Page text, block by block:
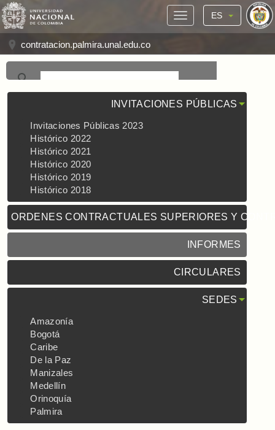
ES
contratacion.palmira.unal.edu.co
INVITACIONES PÚBLICAS
Invitaciones Públicas 2023
Histórico 2022
Histórico 2021
Histórico 2020
Histórico 2019
Histórico 2018
ORDENES CONTRACTUALES SUPERIORES Y
INFORMES
CIRCULARES
SEDES
Amazonía
Bogotá
Caribe
De la Paz
Manizales
Medellín
Orinoquía
Palmira